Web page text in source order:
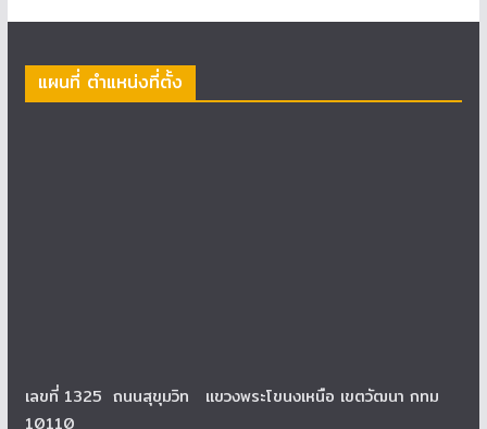
แผนที่ ตำแหน่งที่ตั้ง
เลขที่ 1325 ถนนสุขุมวิท แขวงพระโขนงเหนือ เขตวัฒนา กทม
10110